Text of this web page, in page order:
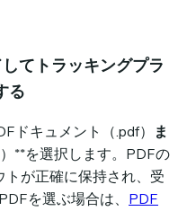
てトラッキングプラ
る
ドキュメント（.pdf）
ま
**を選択します。PDFの
が正確に保持され、受
を選ぶ場合は、 PDF